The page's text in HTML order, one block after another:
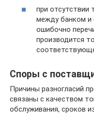
при отсутствии
между банком и
ошибочно
производится
Споры с
Причины разногласий
связаны с качеством
обслуживания, сроков